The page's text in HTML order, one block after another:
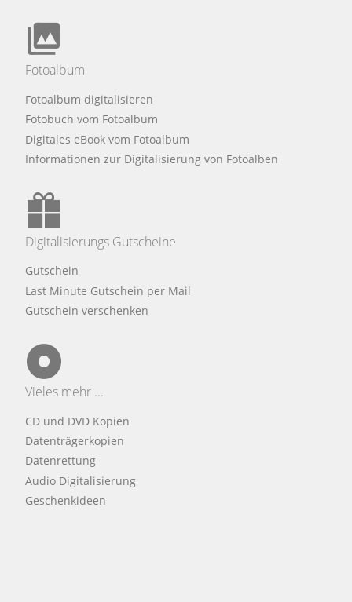
Fotoalbum
Fotoalbum digitalisieren
Fotobuch vom Fotoalbum
Digitales eBook vom Fotoalbum
Informationen zur Digitalisierung von Fotoalben
Digitalisierungs Gutscheine
Gutschein
Last Minute Gutschein per Mail
Gutschein verschenken
Vieles mehr ...
CD und DVD Kopien
Datenträgerkopien
Datenrettung
Audio Digitalisierung
Geschenkideen